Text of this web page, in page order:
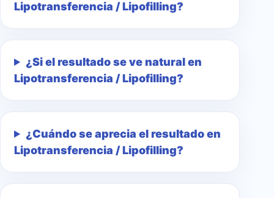
Lipotransferencia / Lipofilling?
¿Si el resultado se ve natural en
Lipotransferencia / Lipofilling?
¿Cuándo se aprecia el resultado en
Lipotransferencia / Lipofilling?